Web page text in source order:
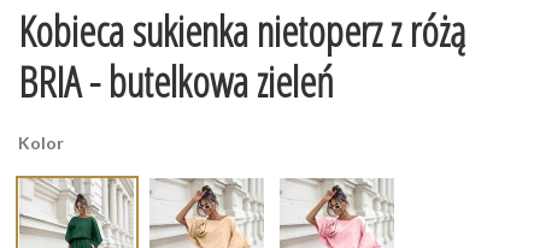
Kobieca sukienka nietoperz z różą
BRIA - butelkowa zieleń
Kolor